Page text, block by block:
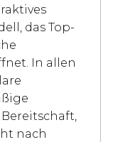
das Top-
In allen
nach